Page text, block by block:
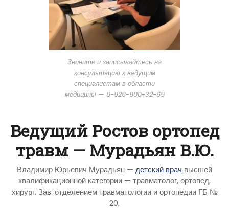
Звоните и записывайтесь на
консультацию к ведущим
специалистам в области
медицины — 8-928-900-32-69
Ведущий Ростов ортопед
травм — Мурадьян В.Ю.
Владимир Юрьевич Мурадьян — детский врач высшей
квалификационной категории — травматолог, ортопед,
хирург. Зав. отделением травматологии и ортопедии ГБ №
20.